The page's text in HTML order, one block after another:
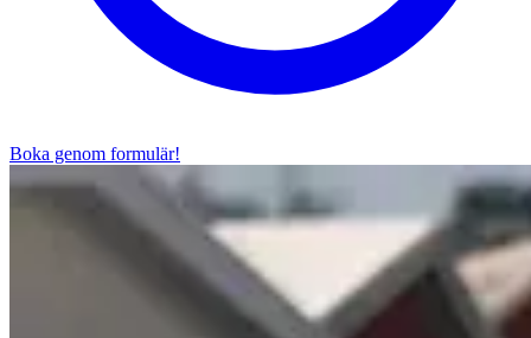
Boka genom formulär!